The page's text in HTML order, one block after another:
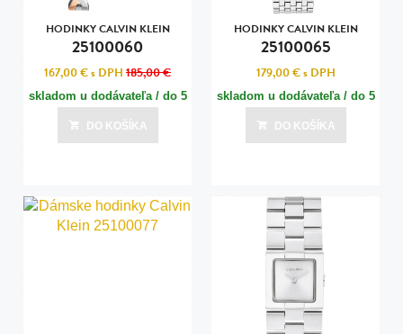
HODINKY CALVIN KLEIN
25100060
167,00 €s DPH 185,00 €
skladom u dodávateľa / do 5
dní
Posledná aktualizácia dnes o 11:00
DO KOŠÍKA
HODINKY CALVIN KLEIN
25100065
179,00 €s DPH
skladom u dodávateľa / do 5
dní
Posledná aktualizácia dnes o 11:00
DO KOŠÍKA